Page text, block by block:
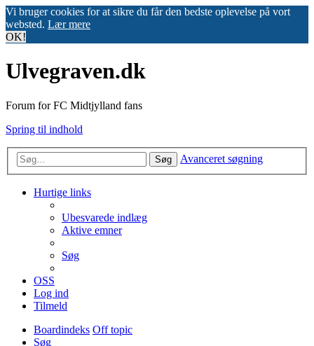
Vi bruger cookies for at sikre du får den bedste oplevelse på vort
websted. Lær mere
OK!
Ulvegraven.dk
Forum for FC Midtjylland fans
Spring til indhold
Søg Avanceret søgning
Hurtige links
Ubesvarede indlæg
Aktive emner
Søg
OSS
Log ind
Tilmeld
Boardindeks Off topic
Søg